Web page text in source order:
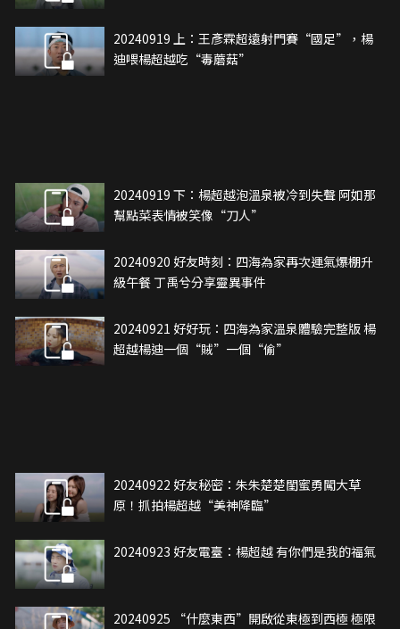
20240919 上：王彥霖超遠射門賽“國足”，楊
迪喂楊超越吃“毒蘑菇”
20240919 下：楊超越泡溫泉被冷到失聲 阿如那
幫點菜表情被笑像“刀人”
20240920 好友時刻：四海為家再次運氣爆棚升
級午餐 丁禹兮分享靈異事件
20240921 好好玩：四海為家溫泉體驗完整版 楊
超越楊迪一個“賊”一個“偷”
20240922 好友秘密：朱朱楚楚閨蜜勇闖大草
原！抓拍楊超越“美神降臨”
20240923 好友電臺：楊超越 有你們是我的福氣
20240925 “什麼東西”開啟從東極到西極 極限